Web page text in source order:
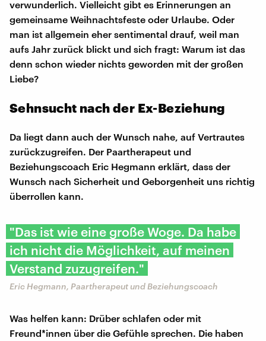
verwunderlich. Vielleicht gibt es Erinnerungen an
gemeinsame Weihnachtsfeste oder Urlaube. Oder
man ist allgemein eher sentimental drauf, weil man
aufs Jahr zurück blickt und sich fragt: Warum ist das
denn schon wieder nichts geworden mit der großen
Liebe?
Sehnsucht nach der Ex-Beziehung
Da liegt dann auch der Wunsch nahe, auf Vertrautes
zurückzugreifen. Der Paartherapeut und
Beziehungscoach Eric Hegmann erklärt, dass der
Wunsch nach Sicherheit und Geborgenheit uns richtig
überrollen kann.
"Das ist wie eine große Woge. Da habe
ich nicht die Möglichkeit, auf meinen
Verstand zuzugreifen."
Eric Hegmann, Paartherapeut und Beziehungscoach
Was helfen kann: Drüber schlafen oder mit
Freund*innen über die Gefühle sprechen. Die haben